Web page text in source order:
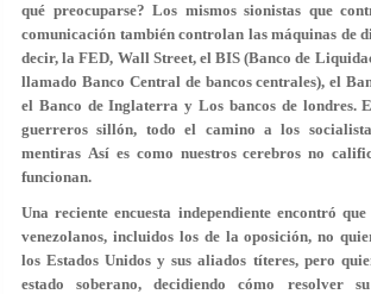
qué preocuparse? Los mismos sionistas que
comunicación también controlan las máquinas de
decir, la FED, Wall Street, el BIS (Banco de
llamado Banco Central de bancos centrales), el
el Banco de Inglaterra y Los bancos de londres.
guerreros sillón, todo el camino a los
mentiras Así es como nuestros cerebros no
funcionan.
Una reciente encuesta independiente encontró
venezolanos, incluidos los de la oposición, no
los Estados Unidos y sus aliados títeres, pero
estado soberano, decidiendo cómo resolver